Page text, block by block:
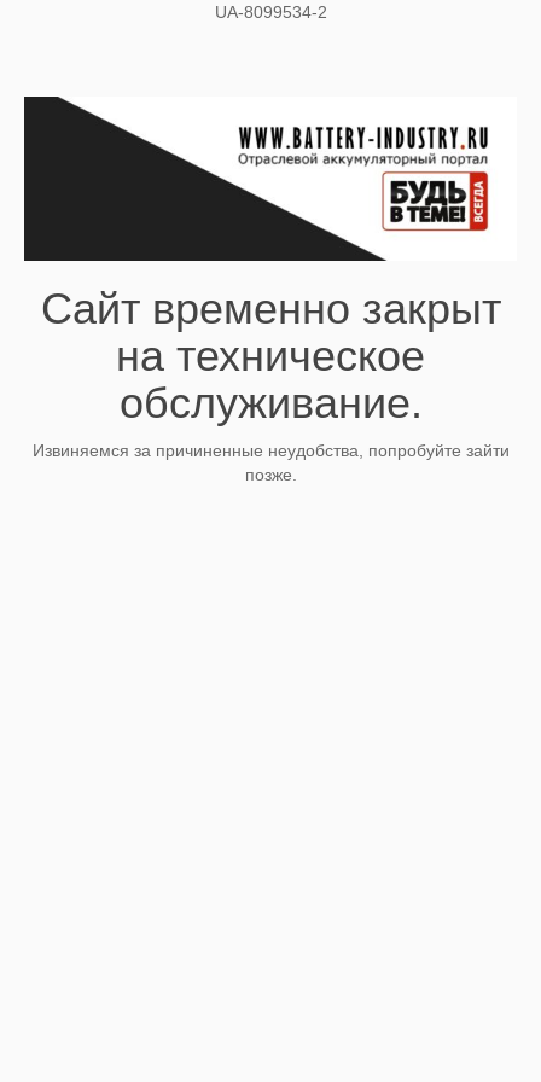
UA-8099534-2
Сайт временно закрыт
на техническое
обслуживание.
Извиняемся за причиненные неудобства, попробуйте зайти
позже.